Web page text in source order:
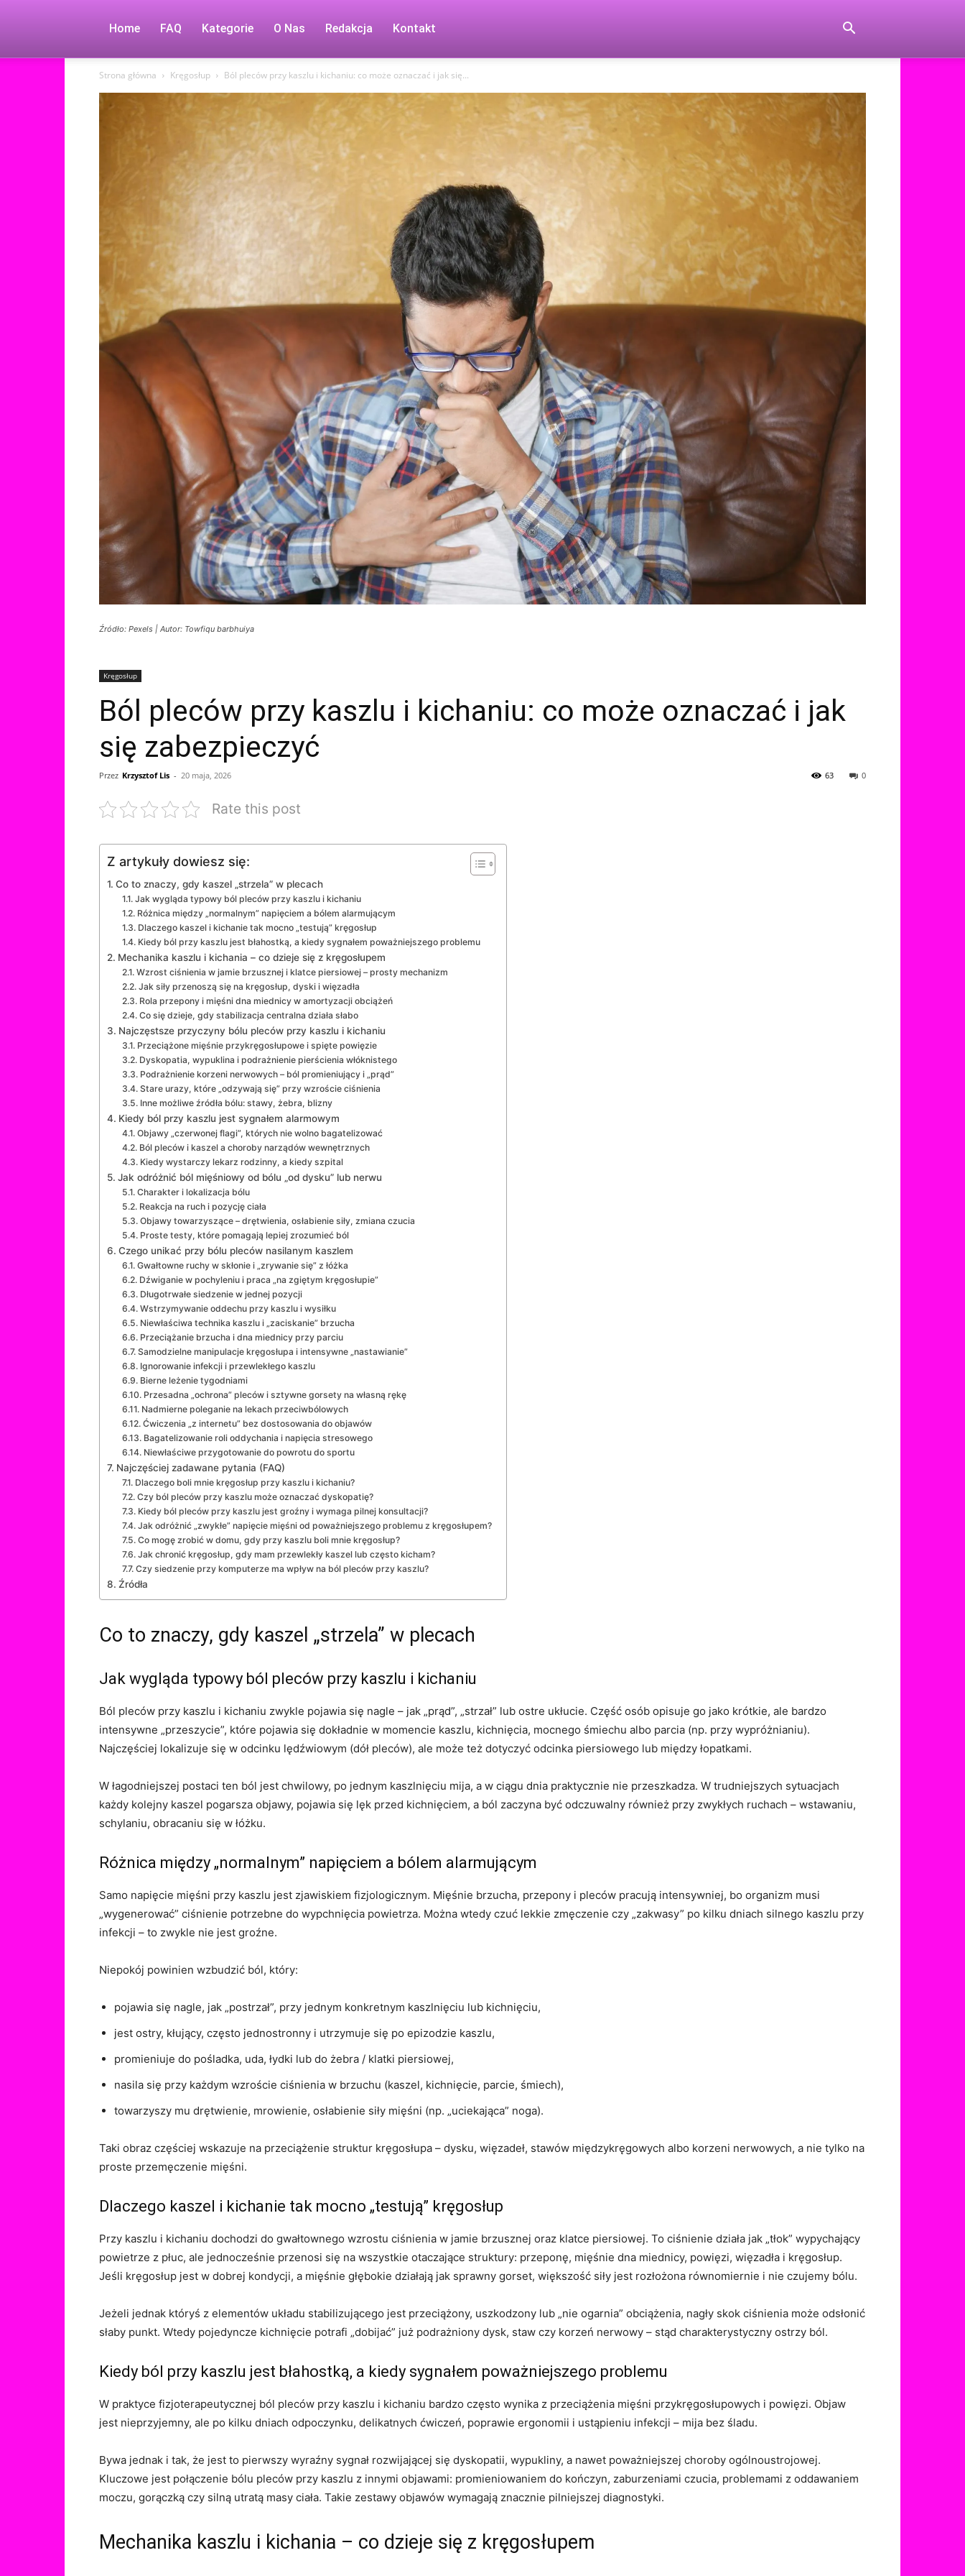
Home FAQ Kategorie O Nas Redakcja Kontakt
Strona główna Kręgosłup Ból pleców przy kaszlu i kichaniu: co może oznaczać i jak się...
Źródło: Pexels | Autor: Towfiqu barbhuiya
Kręgosłup
Ból pleców przy kaszlu i kichaniu: co może oznaczać i jak
się zabezpieczyć
Przez Krzysztof Lis - 20 maja, 2026 0
63
Rate this post
Z artykuły dowiesz się:
Co to znaczy, gdy kaszel „strzela” w plecach
Jak wygląda typowy ból pleców przy kaszlu i kichaniu
Różnica między „normalnym” napięciem a bólem alarmującym
Dlaczego kaszel i kichanie tak mocno „testują” kręgosłup
Kiedy ból przy kaszlu jest błahostką, a kiedy sygnałem poważniejszego problemu
Mechanika kaszlu i kichania – co dzieje się z kręgosłupem
Wzrost ciśnienia w jamie brzusznej i klatce piersiowej – prosty mechanizm
Jak siły przenoszą się na kręgosłup, dyski i więzadła
Rola przepony i mięśni dna miednicy w amortyzacji obciążeń
Co się dzieje, gdy stabilizacja centralna działa słabo
Najczęstsze przyczyny bólu pleców przy kaszlu i kichaniu
Przeciążone mięśnie przykręgosłupowe i spięte powięzie
Dyskopatia, wypuklina i podrażnienie pierścienia włóknistego
Podrażnienie korzeni nerwowych – ból promieniujący i „prąd”
Stare urazy, które „odzywają się” przy wzroście ciśnienia
Inne możliwe źródła bólu: stawy, żebra, blizny
Kiedy ból przy kaszlu jest sygnałem alarmowym
Objawy „czerwonej flagi”, których nie wolno bagatelizować
Ból pleców i kaszel a choroby narządów wewnętrznych
Kiedy wystarczy lekarz rodzinny, a kiedy szpital
Jak odróżnić ból mięśniowy od bólu „od dysku” lub nerwu
Charakter i lokalizacja bólu
Reakcja na ruch i pozycję ciała
Objawy towarzyszące – drętwienia, osłabienie siły, zmiana czucia
Proste testy, które pomagają lepiej zrozumieć ból
Czego unikać przy bólu pleców nasilanym kaszlem
Gwałtowne ruchy w skłonie i „zrywanie się” z łóżka
Dźwiganie w pochyleniu i praca „na zgiętym kręgosłupie”
Długotrwałe siedzenie w jednej pozycji
Wstrzymywanie oddechu przy kaszlu i wysiłku
Niewłaściwa technika kaszlu i „zaciskanie” brzucha
Przeciążanie brzucha i dna miednicy przy parciu
Samodzielne manipulacje kręgosłupa i intensywne „nastawianie”
Ignorowanie infekcji i przewlekłego kaszlu
Bierne leżenie tygodniami
Przesadna „ochrona” pleców i sztywne gorsety na własną rękę
Nadmierne poleganie na lekach przeciwbólowych
Ćwiczenia „z internetu” bez dostosowania do objawów
Bagatelizowanie roli oddychania i napięcia stresowego
Niewłaściwe przygotowanie do powrotu do sportu
Najczęściej zadawane pytania (FAQ)
Dlaczego boli mnie kręgosłup przy kaszlu i kichaniu?
Czy ból pleców przy kaszlu może oznaczać dyskopatię?
Kiedy ból pleców przy kaszlu jest groźny i wymaga pilnej konsultacji?
Jak odróżnić „zwykłe” napięcie mięśni od poważniejszego problemu z kręgosłupem?
Co mogę zrobić w domu, gdy przy kaszlu boli mnie kręgosłup?
Jak chronić kręgosłup, gdy mam przewlekły kaszel lub często kicham?
Czy siedzenie przy komputerze ma wpływ na ból pleców przy kaszlu?
Źródła
Co to znaczy, gdy kaszel „strzela” w plecach
Jak wygląda typowy ból pleców przy kaszlu i kichaniu
Ból pleców przy kaszlu i kichaniu zwykle pojawia się nagle – jak „prąd”, „strzał” lub ostre ukłucie. Część osób opisuje go jako krótkie, ale bardzo
intensywne „przeszycie”, które pojawia się dokładnie w momencie kaszlu, kichnięcia, mocnego śmiechu albo parcia (np. przy wypróżnianiu).
Najczęściej lokalizuje się w odcinku lędźwiowym (dół pleców), ale może też dotyczyć odcinka piersiowego lub między łopatkami.
W łagodniejszej postaci ten ból jest chwilowy, po jednym kaszlnięciu mija, a w ciągu dnia praktycznie nie przeszkadza. W trudniejszych sytuacjach
każdy kolejny kaszel pogarsza objawy, pojawia się lęk przed kichnięciem, a ból zaczyna być odczuwalny również przy zwykłych ruchach – wstawaniu,
schylaniu, obracaniu się w łóżku.
Różnica między „normalnym” napięciem a bólem alarmującym
Samo napięcie mięśni przy kaszlu jest zjawiskiem fizjologicznym. Mięśnie brzucha, przepony i pleców pracują intensywniej, bo organizm musi
„wygenerować” ciśnienie potrzebne do wypchnięcia powietrza. Można wtedy czuć lekkie zmęczenie czy „zakwasy” po kilku dniach silnego kaszlu przy
infekcji – to zwykle nie jest groźne.
Niepokój powinien wzbudzić ból, który:
pojawia się nagle, jak „postrzał”, przy jednym konkretnym kaszlnięciu lub kichnięciu,
jest ostry, kłujący, często jednostronny i utrzymuje się po epizodzie kaszlu,
promieniuje do pośladka, uda, łydki lub do żebra / klatki piersiowej,
nasila się przy każdym wzroście ciśnienia w brzuchu (kaszel, kichnięcie, parcie, śmiech),
towarzyszy mu drętwienie, mrowienie, osłabienie siły mięśni (np. „uciekająca” noga).
Taki obraz częściej wskazuje na przeciążenie struktur kręgosłupa – dysku, więzadeł, stawów międzykręgowych albo korzeni nerwowych, a nie tylko na
proste przemęczenie mięśni.
Dlaczego kaszel i kichanie tak mocno „testują” kręgosłup
Przy kaszlu i kichaniu dochodzi do gwałtownego wzrostu ciśnienia w jamie brzusznej oraz klatce piersiowej. To ciśnienie działa jak „tłok” wypychający
powietrze z płuc, ale jednocześnie przenosi się na wszystkie otaczające struktury: przeponę, mięśnie dna miednicy, powięzi, więzadła i kręgosłup.
Jeśli kręgosłup jest w dobrej kondycji, a mięśnie głębokie działają jak sprawny gorset, większość siły jest rozłożona równomiernie i nie czujemy bólu.
Jeżeli jednak któryś z elementów układu stabilizującego jest przeciążony, uszkodzony lub „nie ogarnia” obciążenia, nagły skok ciśnienia może odsłonić
słaby punkt. Wtedy pojedyncze kichnięcie potrafi „dobijać” już podrażniony dysk, staw czy korzeń nerwowy – stąd charakterystyczny ostrzy ból.
Kiedy ból przy kaszlu jest błahostką, a kiedy sygnałem poważniejszego problemu
W praktyce fizjoterapeutycznej ból pleców przy kaszlu i kichaniu bardzo często wynika z przeciążenia mięśni przykręgosłupowych i powięzi. Objaw
jest nieprzyjemny, ale po kilku dniach odpoczynku, delikatnych ćwiczeń, poprawie ergonomii i ustąpieniu infekcji – mija bez śladu.
Bywa jednak i tak, że jest to pierwszy wyraźny sygnał rozwijającej się dyskopatii, wypukliny, a nawet poważniejszej choroby ogólnoustrojowej.
Kluczowe jest połączenie bólu pleców przy kaszlu z innymi objawami: promieniowaniem do kończyn, zaburzeniami czucia, problemami z oddawaniem
moczu, gorączką czy silną utratą masy ciała. Takie zestawy objawów wymagają znacznie pilniejszej diagnostyki.
Mechanika kaszlu i kichania – co dzieje się z kręgosłupem